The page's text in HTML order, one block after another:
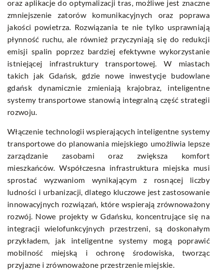
oraz aplikacje do optymalizacji tras, możliwe jest znaczne
zmniejszenie zatorów komunikacyjnych oraz poprawa
jakości powietrza. Rozwiązania te nie tylko usprawniają
płynność ruchu, ale również przyczyniają się do redukcji
emisji spalin poprzez bardziej efektywne wykorzystanie
istniejącej infrastruktury transportowej. W miastach
takich jak Gdańsk, gdzie nowe inwestycje budowlane
gdańskdynamicznie zmieniają krajobraz, inteligentne
systemy transportowe stanowią integralną część strategii
rozwoju.
Włączenie technologii wspierających inteligentne systemy
transportowe do planowania miejskiego umożliwia lepsze
zarządzanie zasobami oraz zwiększa komfort
mieszkańców. Współczesna infrastruktura miejska musi
sprostać wyzwaniom wynikającym z rosnącej liczby
ludności i urbanizacji, dlatego kluczowe jest zastosowanie
innowacyjnych rozwiązań, które wspierają zrównoważony
rozwój. Nowe projekty w Gdańsku, koncentrujące się na
integracji wielofunkcyjnych przestrzeni, są doskonałym
przykładem, jak inteligentne systemy mogą poprawić
mobilność miejską i ochronę środowiska, tworząc
przyjazne i zrównoważone przestrzenie miejskie.